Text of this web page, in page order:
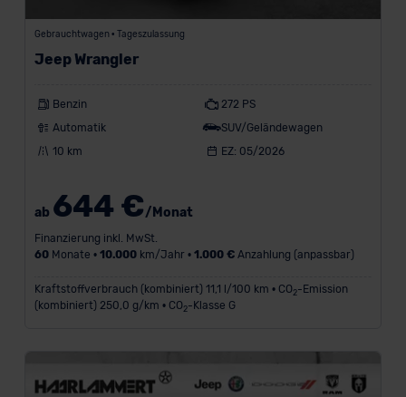
Gebrauchtwagen • Tageszulassung
Jeep Wrangler
Benzin
272 PS
Automatik
SUV/Geländewagen
10 km
EZ: 05/2026
ab 644 €/Monat
Finanzierung inkl. MwSt.
60Monate • 10.000km/Jahr • 1.000 €Anzahlung (anpassbar)
Kraftstoffverbrauch (kombiniert) 11,1 l/100 km • CO 2-Emission
(kombiniert) 250,0 g/km • CO 2-Klasse G